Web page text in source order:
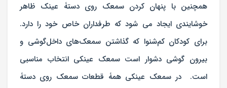
همچنین با پنهان کردن سمعک روی دستۀ عینک ظاهر
خوشایندی ایجاد می شود که طرفداران خاص خود را دارد.
برای کودکان کم‌شنوا که گذاشتن سمعک‌های داخل‌گوشی و
بیرون‌ گوشی دشوار است سمعک عینکی انتخاب مناسبی
است. در سمعک عینکی همۀ قطعات سمعک روی دستۀ